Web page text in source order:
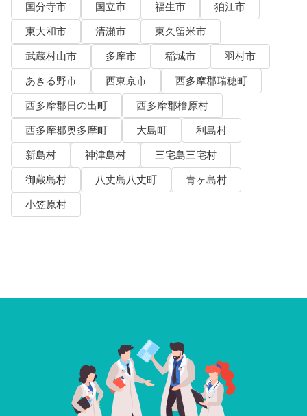
国分寺市
国立市 福生市
狛江市
東大和市
清瀬市
東久留米市
武蔵村山市
多摩市 稲城市
羽村市
あきる野市
西東京市
西多摩郡瑞穂町
西多摩郡日の出町
西多摩郡檜原村
西多摩郡奥多摩町
大島町
利島村
新島村
神津島村
三宅島三宅村
御蔵島村
八丈島八丈町
青ヶ島村
小笠原村